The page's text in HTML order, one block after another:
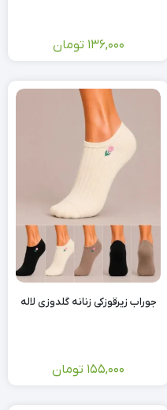
136,000 تومان
جوراب زیرقوزکی زنانه گلدوزی لاله
155,000 تومان